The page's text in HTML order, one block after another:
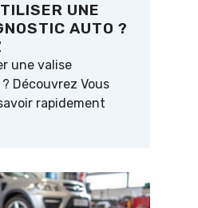
UNE
AUTO ?
une valise
Découvrez Vous
rapidement